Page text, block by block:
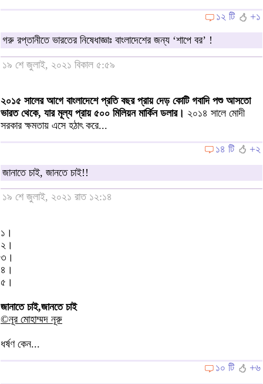
১২ টি
+১
গরু রপ্তানীতে ভারতের নিষেধাজ্ঞাঃ বাংলাদেশের জন্য ‘শাপে বর’ !
১৯ শে জুলাই, ২০২১ বিকাল ৫:৫৯
২০১৫ সালের আগে বাংলাদেশে প্রতি বছর প্রায় দেড় কোটি গবাদি পশু আসতো
ভারত থেকে, যার মূল্য প্রায় ৫০০ মিলিয়ন মার্কিন ডলার। ২০১৪ সালে মোদী
সরকার ক্ষমতায় এসে হঠাৎ করে...
১৪ টি
+২
জানাতে চাই, জানতে চাই!!
১৯ শে জুলাই, ২০২১ রাত ১২:১৪
১।
২।
৩।
৪।
৫।
জানাতে চাই,জানতে চাই
©নূর মোহাম্মদ নূরু
ধর্ষণ কেন...
১০ টি
+৬